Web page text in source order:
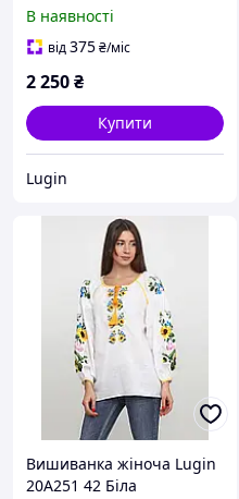
В наявності
від375₴/міс
2 250₴
Купити
Lugin
Вишиванка жіноча Lugin
20А251 42 Біла